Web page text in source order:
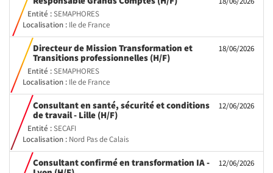
Entité :SEMAPHORES
Localisation : Ile de France
18/06/2026
Directeur de Mission Transformation et
Transitions professionnelles (H/F)(Nouvelle
Entité :SEMAPHORES
Localisation : Ile de France
12/06/2026
Consultant en santé, sécurité et conditions
de travail - Lille (H/F)(Nouvelle
Entité :SECAFI
Localisation : Nord Pas de Calais
12/06/2026
Consultant confirmé en transformation IA -